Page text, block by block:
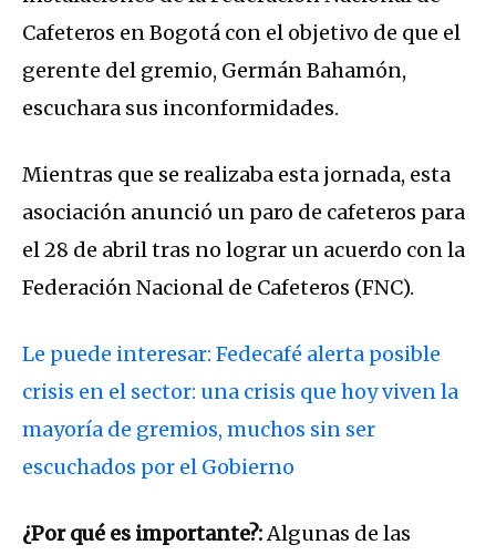
Cafeteros en Bogotá con el objetivo de que el
gerente del gremio, Germán Bahamón,
escuchara sus inconformidades.
Mientras que se realizaba esta jornada, esta
asociación anunció un paro de cafeteros para
el 28 de abril tras no lograr un acuerdo con la
Federación Nacional de Cafeteros (FNC).
Le puede interesar: Fedecafé alerta posible
crisis en el sector: una crisis que hoy viven la
mayoría de gremios, muchos sin ser
escuchados por el Gobierno
¿Por qué es importante?:Algunas de las